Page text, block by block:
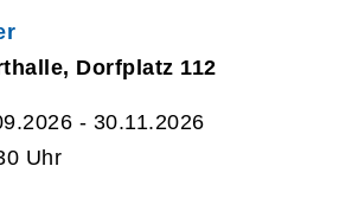
Dorfplatz 112
- 30.11.2026
Uhr